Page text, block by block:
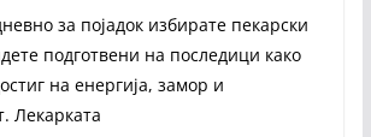
за појадок избирате пекарски
подготвени на последици како
на енергија, замор и
Лекарката